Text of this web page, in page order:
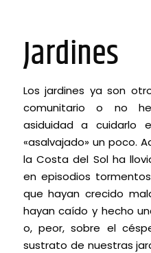
Jardines
Los jardines ya son
comunitario o no
asiduidad a cuidarlo
«asalvajado» un poco.
la Costa del Sol ha
en episodios
que hayan crecido
hayan caído y hecho
o, peor, sobre el
sustrato de nuestras